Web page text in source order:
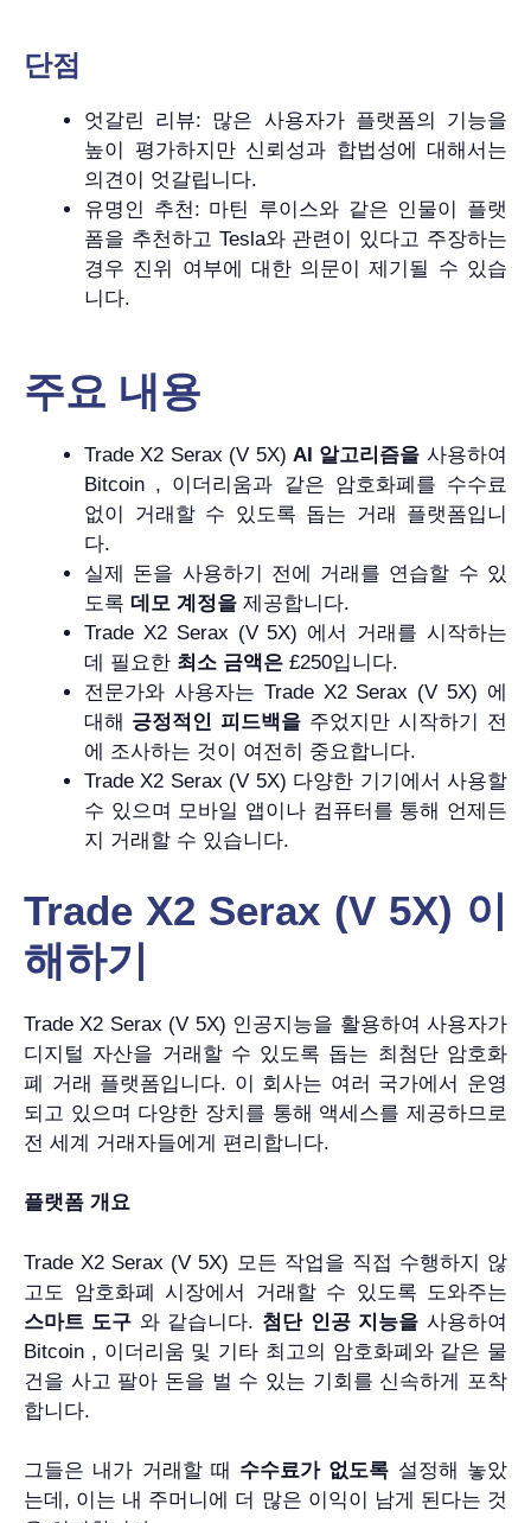
단점
엇갈린 리뷰: 많은 사용자가 플랫폼의 기능을
높이 평가하지만 신뢰성과 합법성에 대해서는
의견이 엇갈립니다.
유명인 추천: 마틴 루이스와 같은 인물이 플랫
폼을 추천하고 Tesla와 관련이 있다고 주장하는
경우 진위 여부에 대한 의문이 제기될 수 있습
니다.
주요 내용
Trade X2 Serax (V 5X) AI 알고리즘을 사용하여
Bitcoin , 이더리움과 같은 암호화폐를 수수료
없이 거래할 수 있도록 돕는 거래 플랫폼입니
다.
실제 돈을 사용하기 전에 거래를 연습할 수 있
도록 데모 계정을 제공합니다.
Trade X2 Serax (V 5X) 에서 거래를 시작하는
데 필요한 최소 금액은 £250입니다.
전문가와 사용자는 Trade X2 Serax (V 5X) 에
대해 긍정적인 피드백을 주었지만 시작하기 전
에 조사하는 것이 여전히 중요합니다.
Trade X2 Serax (V 5X) 다양한 기기에서 사용할
수 있으며 모바일 앱이나 컴퓨터를 통해 언제든
지 거래할 수 있습니다.
Trade X2 Serax (V 5X) 이
해하기
Trade X2 Serax (V 5X) 인공지능을 활용하여 사용자가
디지털 자산을 거래할 수 있도록 돕는 최첨단 암호화
폐 거래 플랫폼입니다. 이 회사는 여러 국가에서 운영
되고 있으며 다양한 장치를 통해 액세스를 제공하므로
전 세계 거래자들에게 편리합니다.
플랫폼 개요
Trade X2 Serax (V 5X) 모든 작업을 직접 수행하지 않
고도 암호화폐 시장에서 거래할 수 있도록 도와주는
스마트 도구 와 같습니다. 첨단 인공 지능을 사용하여
Bitcoin , 이더리움 및 기타 최고의 암호화폐와 같은 물
건을 사고 팔아 돈을 벌 수 있는 기회를 신속하게 포착
합니다.
그들은 내가 거래할 때 수수료가 없도록 설정해 놓았
는데, 이는 내 주머니에 더 많은 이익이 남게 된다는 것